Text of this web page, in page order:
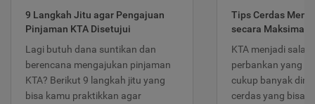
9 Langkah Jitu agar Pengajuan
Pinjaman KTA Disetujui
Lagi butuh dana suntikan dan
berencana mengajukan pinjaman
KTA? Berikut 9 langkah jitu yang
bisa kamu praktikkan agar
Tips Cerdas
secara Maksimal
KTA menjadi
perbankan yang
cukup banyak
cerdas yang bisa